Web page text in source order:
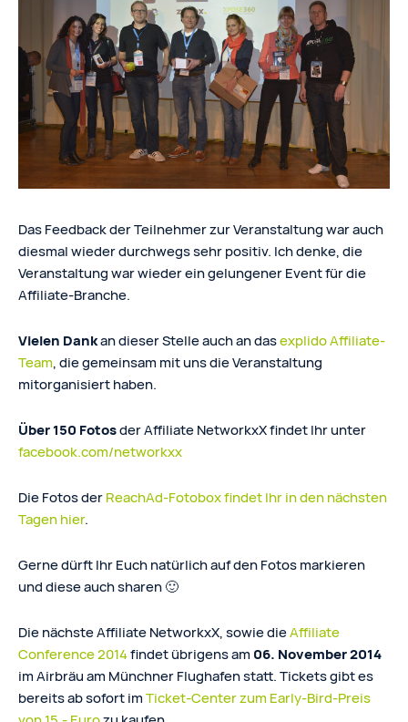
Das Feedback der Teilnehmer zur Veranstaltung war auch
diesmal wieder durchwegs sehr positiv. Ich denke, die
Veranstaltung war wieder ein gelungener Event für die
Affiliate-Branche.
Vielen Dankan dieser Stelle auch an dasexplido Affiliate-
Team, die gemeinsam mit uns die Veranstaltung
mitorganisiert haben.
Über 150 Fotosder Affiliate NetworkxX findet Ihr unter
facebook.com/networkxx
Die Fotos derReachAd-Fotobox findet Ihr in den nächsten
Tagen hier.
Gerne dürft Ihr Euch natürlich auf den Fotos markieren
und diese auch sharen 🙂
Die nächste Affiliate NetworkxX, sowie dieAffiliate
Conference 2014findet übrigens am 06. November 2014
im Airbräu am Münchner Flughafen statt. Tickets gibt es
bereits ab sofort imTicket-Center zum Early-Bird-Preis